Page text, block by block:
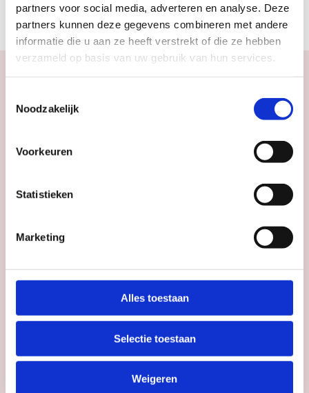
partners voor social media, adverteren en analyse. Deze
partners kunnen deze gegevens combineren met andere
informatie die u aan ze heeft verstrekt of die ze hebben
verzameld op basis van uw gebruik van hun services.
Noodzakelijk
Voorkeuren
Statistieken
Marketing
Alles toestaan
Selectie toestaan
Weigeren
NIEUWS
Meer in
Utrecht